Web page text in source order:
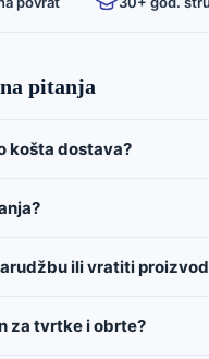
pitanja
košta dostava?
ili vratiti
za tvrtke i obrte?